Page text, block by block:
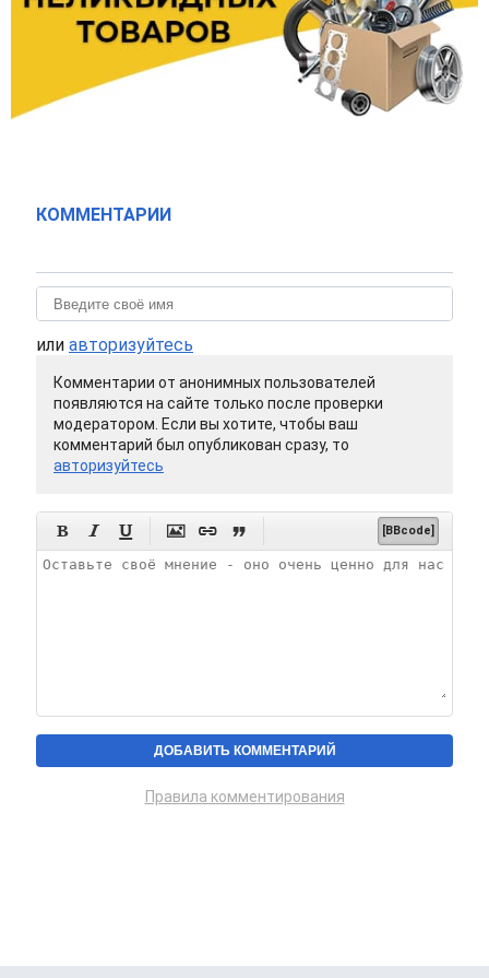
КОММЕНТАРИИ
или авторизуйтесь
Комментарии от анонимных пользователей
появляются на сайте только после проверки
модератором. Если вы хотите, чтобы ваш
комментарий был опубликован сразу, то
авторизуйтесь
      [BBcode]
Правила комментирования